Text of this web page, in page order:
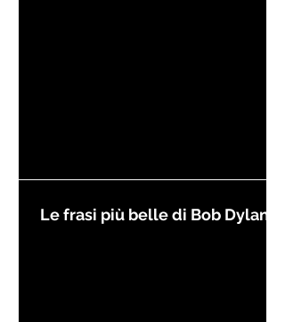
Le frasi più belle di Bob Dylan